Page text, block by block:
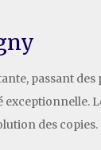
passant
des copies.